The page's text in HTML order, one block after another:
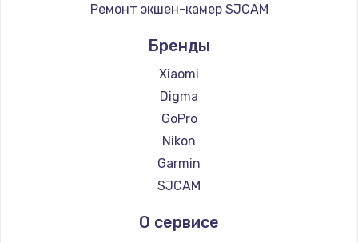
Ремонт экшен-камер SJCAM
Бренды
Xiaomi
Digma
GoPro
Nikon
Garmin
SJCAM
О сервисе